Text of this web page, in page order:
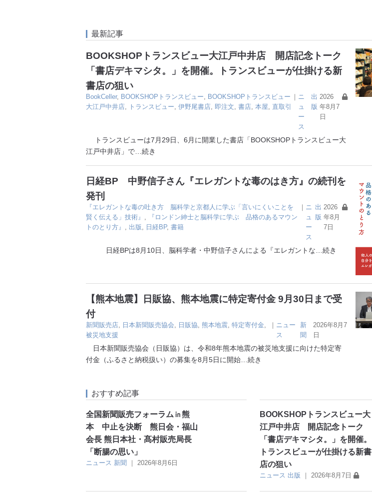
最新記事
BOOKSHOPトランスビュー大江戸中井店 開店記念トーク
「書店デキマシタ。」を開催。トランスビューが仕掛ける新
書店の狙い
BookCeller, BOOKSHOPトランスビュー
BOOKSHOPトランスビュー
大江戸中井店
トランスビュー 伊野尾書店 即注文 書店 本屋 直取引
｜ ニ
ュ
ー
ス
出
版
2026
年8月7
日
トランスビューは7月29日、6月に開業した書店「BOOKSHOPトランスビュー大
江戸中井店」で …続き
日経BP 中野信子さん『エレガントな毒のはき方』の続刊を
発刊
『エレガントな毒の吐き方 脳科学と京都人に学ぶ「言いにくいことを
賢く伝える」技術』
『ロンドン紳士と脳科学に学ぶ 品格のあるマウン
トのとり方』
出版 日経BP, 書籍
｜ ニ
ュ
ー
ス
出
版
2026
年8月
7日
日経BPは8月10日、脳科学者・中野信子さんによる『エレガントな …続き
【熊本地震】日販協、熊本地震に特定寄付金 9月30日まで受
付
新聞販売店, 日本新聞販売協会, 日販協, 熊本地震, 特定寄付金,
被災地支援
｜ ニュー
ス
新
聞
2026年8月7
日
日本新聞販売協会（日販協）は、令和8年熊本地震の被災地支援に向けた特定寄
付金（ふるさと納税扱い）の募集を8月5日に開始 …続き
おすすめ記事
全国新聞販売フォーラム㏌熊
本 中止を決断 熊日会・福山
会長 熊日本社・髙村販売局長
「断腸の思い」
ニュース 新聞 ｜ 2026年8月6日
BOOKSHOPトランスビュー大
江戸中井店 開店記念トーク
「書店デキマシタ。」を開催。
トランスビューが仕掛ける新書
店の狙い
ニュース 出版 ｜2026年8月7日